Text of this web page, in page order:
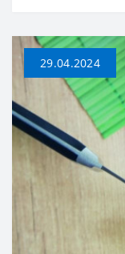
29.04.2024